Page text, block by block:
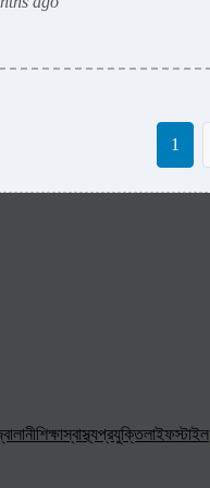
1
শিক্ষাস্বাস্থ্যপ্রযুক্তিলাইফস্টাইল